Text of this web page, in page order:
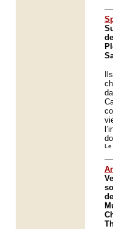
Le